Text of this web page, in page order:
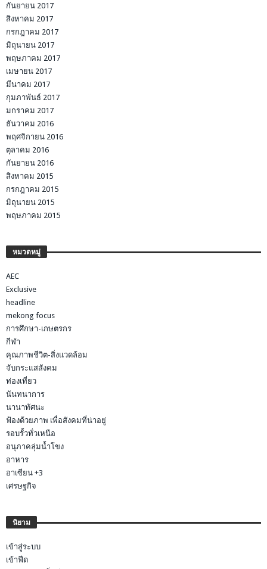
กันยายน 2017
สิงหาคม 2017
กรกฎาคม 2017
มิถุนายน 2017
พฤษภาคม 2017
เมษายน 2017
มีนาคม 2017
กุมภาพันธ์ 2017
มกราคม 2017
ธันวาคม 2016
พฤศจิกายน 2016
ตุลาคม 2016
กันยายน 2016
สิงหาคม 2015
กรกฎาคม 2015
มิถุนายน 2015
พฤษภาคม 2015
หมวดหมู่
AEC
Exclusive
headline
mekong focus
การศึกษา-เกษตรกร
กีฬา
คุณภาพชีวิต-สิ่งแวดล้อม
จับกระแสสังคม
ท่องเที่ยว
นันทนาการ
นานาทัศนะ
ฟ้องด้วยภาพ เพื่อสังคมที่น่าอยู่
รอบรั้วทั่วเหนือ
อนุภาคลุ่มน้ำโขง
อาหาร
อาเซียน +3
เศรษฐกิจ
นิยาม
เข้าสู่ระบบ
เข้าฟีด